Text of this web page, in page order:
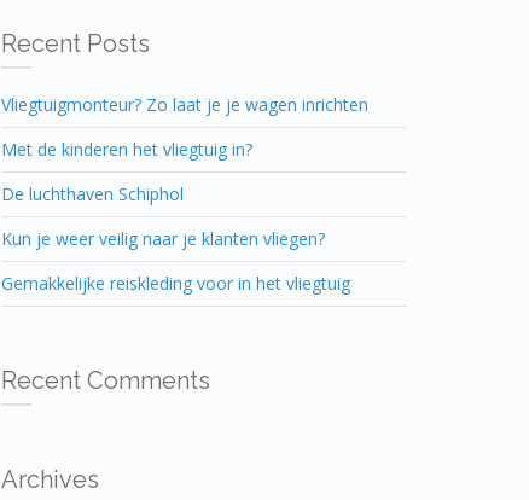
Recent Posts
Vliegtuigmonteur? Zo laat je je wagen inrichten
Met de kinderen het vliegtuig in?
De luchthaven Schiphol
Kun je weer veilig naar je klanten vliegen?
Gemakkelijke reiskleding voor in het vliegtuig
Recent Comments
Archives